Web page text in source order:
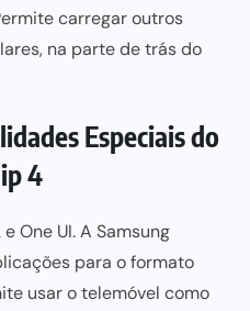
carregar outros
na parte de trás do
Especiais do
4
One UI. A Samsung
para o formato
usar o telemóvel como